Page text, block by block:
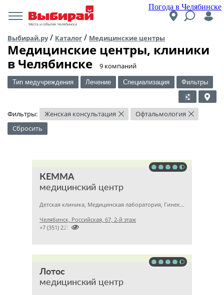
Погода в Челябинске
Места и события Челябинска
Выбирай.ру/ Каталог / Медицинские центры
Медицинские центры, клиники
в Челябинске
​9 компаний
Тип медучреждения Лечение Специализация Фильтры
Фильтры: Женская консультация × Офтальмология ×
Сбросить
КЕММА
медицинский центр
Детская клиника, Медицинская лаборатория, Гинекология
Челябинск, Российская, 67, 2-й этаж

+7 (351) 2256145
Лотос
медицинский центр